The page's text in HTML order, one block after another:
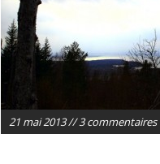
21 mai 2013 // 3 commentaires